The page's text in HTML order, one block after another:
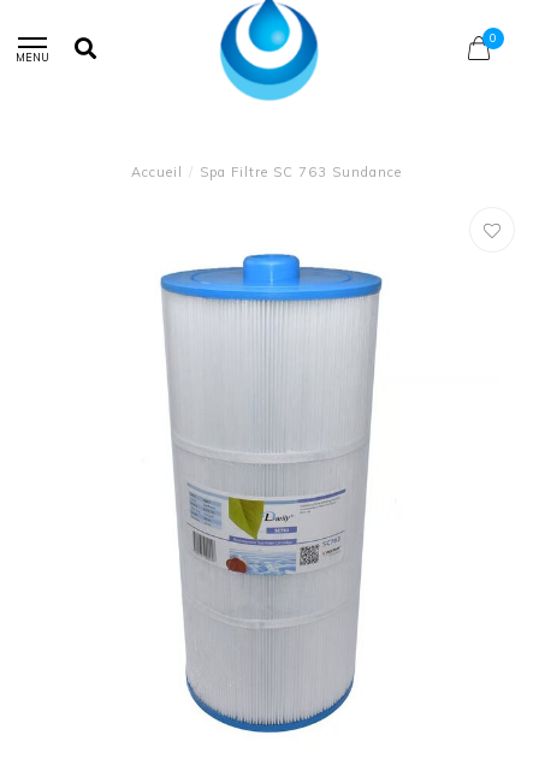
MENU
0
Accueil / Spa Filtre SC 763 Sundance